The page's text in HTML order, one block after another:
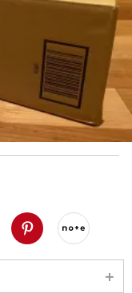
）
LINE Pinterest